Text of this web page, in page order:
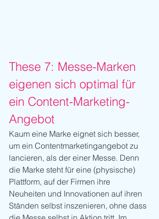
These 7: Messe-Marken
eigenen sich optimal für
ein Content-Marketing-
Angebot
Kaum eine Marke eignet sich besser,
um ein Contentmarketingangebot zu
lancieren, als der einer Messe. Denn
die Marke steht für eine (physische)
Plattform, auf der Firmen ihre
Neuheiten und Innovationen auf ihren
Ständen selbst inszenieren, ohne dass